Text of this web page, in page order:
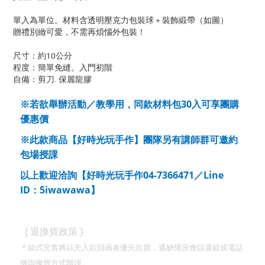
單入為單位。材料含透明壓克力包裝球＋裝飾緞帶（如圖）
贈禮別緻可愛，不需再煩惱外包裝！
尺寸：約10公分
程度：簡單免縫。入門初階
自備：剪刀. 保麗龍膠
※若欲舉辦活動／教學用，同款材料包30入可享團購
優惠價
※此款商品【好時光玩手作】團隊另有講師群可邀約
包場授課
以上歡迎洽詢【好時光玩手作04-7366471 ／Line
ID ： 5iwawawa 】
{ 退換貨政策 }
＊款式完售將以先入款回函者優先出貨，遇缺情況會以退款或電話
徵詢換貨方式辦理。